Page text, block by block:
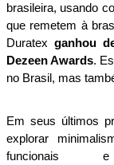
brasileira, usando
que remetem à
Duratex ganhou
Dezeen Awards.
no Brasil, mas
Em seus últimos
explorar
funcionais